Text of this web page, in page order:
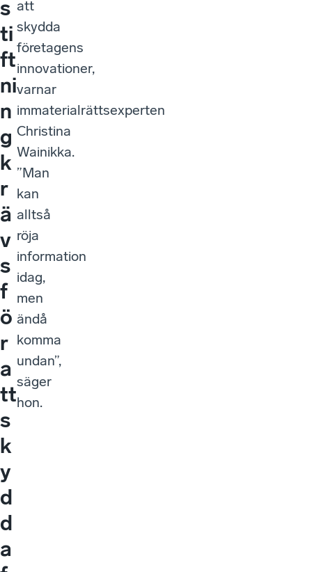
s
ti
ft
ni
n
g
k
r
ä
v
s
f
ö
r
a
tt
s
k
y
d
d
a
att
skydda
företagens
innovationer,
varnar
immaterialrättsexperten
Christina
Wainikka.
”Man
kan
alltså
röja
information
idag,
men
ändå
komma
undan”,
säger
hon.